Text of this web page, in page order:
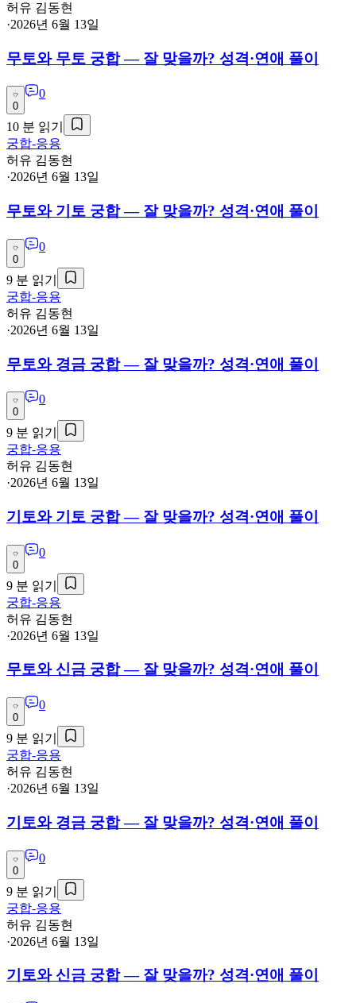
허유 김동현
·2026년 6월 13일
무토와 무토 궁합 — 잘 맞을까? 성격·연애 풀이
0
0
10 분 읽기
궁합-응용
허유 김동현
·2026년 6월 13일
무토와 기토 궁합 — 잘 맞을까? 성격·연애 풀이
0
0
9 분 읽기
궁합-응용
허유 김동현
·2026년 6월 13일
무토와 경금 궁합 — 잘 맞을까? 성격·연애 풀이
0
0
9 분 읽기
궁합-응용
허유 김동현
·2026년 6월 13일
기토와 기토 궁합 — 잘 맞을까? 성격·연애 풀이
0
0
9 분 읽기
궁합-응용
허유 김동현
·2026년 6월 13일
무토와 신금 궁합 — 잘 맞을까? 성격·연애 풀이
0
0
9 분 읽기
궁합-응용
허유 김동현
·2026년 6월 13일
기토와 경금 궁합 — 잘 맞을까? 성격·연애 풀이
0
0
9 분 읽기
궁합-응용
허유 김동현
·2026년 6월 13일
기토와 신금 궁합 — 잘 맞을까? 성격·연애 풀이